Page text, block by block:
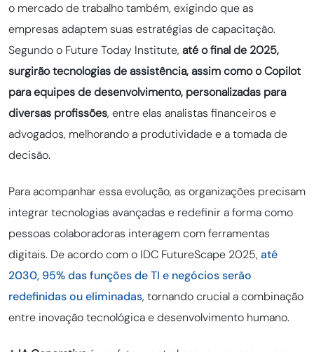
o mercado de trabalho também, exigindo que as
empresas adaptem suas estratégias de capacitação.
Segundo o Future Today Institute, até o final de 2025,
surgirão tecnologias de assistência, assim como o Copilot
para equipes de desenvolvimento, personalizadas para
diversas profissões, entre elas analistas financeiros e
advogados, melhorando a produtividade e a tomada de
decisão.
Para acompanhar essa evolução, as organizações precisam
integrar tecnologias avançadas e redefinir a forma como
pessoas colaboradoras interagem com ferramentas
digitais. De acordo com o IDC FutureScape 2025, até
2030, 95% das funções de TI e negócios serão
redefinidas ou eliminadas, tornando crucial a combinação
entre inovação tecnológica e desenvolvimento humano.